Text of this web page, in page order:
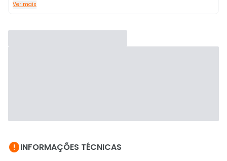
Ver mais
INFORMAÇÕES TÉCNICAS